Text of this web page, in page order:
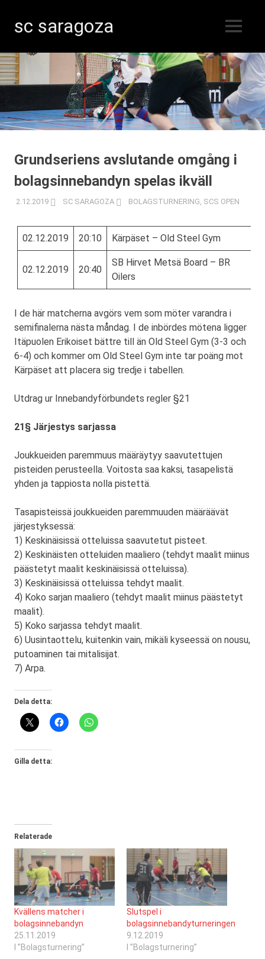
Hoppa
till
innehåll
sc saragoza
i
Kristinestad
sedan
MENY
Grundseriens avslutande omgång i
bolagsinnebandyn spelas ikväll
2.12.2019 SC SARAGOZA BOLAGSTURNERING, SCS OPEN
02.12.2019 20:10 Kärpäset – Old Steel Gym
02.12.2019 20:40
SB Hirvet Metsä Board – BR
Oilers
I de här matcherna avgörs vem som möter varandra i
semifinalerna nästa måndag. I de inbördes mötena ligger
Itäpuolen Erikoiset bättre till än Old Steel Gym (3-3 och
6-4) och kommer om Old Steel Gym inte tar poäng mot
Kärpäset att placera sig tredje i tabellen.
Utdrag ur Innebandyförbundets regler §21
21§ Järjestys sarjassa
Joukkueiden paremmuus määräytyy saavutettujen
pisteiden perusteella. Voitosta saa kaksi, tasapelistä
yhden ja tappiosta nolla pistettä.
Tasapisteissä joukkueiden paremmuuden määräävät
järjestyksessä:
1) Keskinäisissä otteluissa saavutetut pisteet.
2) Keskinäisten otteluiden maaliero (tehdyt maalit miinus
päästetyt maalit keskinäisissä otteluissa).
3) Keskinäisissä otteluissa tehdyt maalit.
4) Koko sarjan maaliero (tehdyt maalit miinus päästetyt
maalit).
5) Koko sarjassa tehdyt maalit.
6) Uusintaottelu, kuitenkin vain, mikäli kyseessä on nousu,
putoaminen tai mitalisijat.
7) Arpa.
Dela detta:
Gilla detta:
Relaterade
Kvällens matcher i
bolagsinnebandyn
25.11.2019
I ”Bolagsturnering”
Slutspel i
bolagsinnebandyturneringen
9.12.2019
I ”Bolagsturnering”